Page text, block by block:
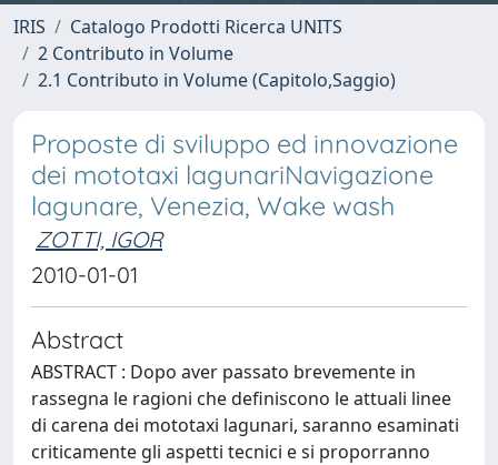
IRIS
Catalogo Prodotti Ricerca UNITS
2 Contributo in Volume
2.1 Contributo in Volume (Capitolo,Saggio)
Proposte di sviluppo ed innovazione
dei mototaxi lagunariNavigazione
lagunare, Venezia, Wake wash
ZOTTI, IGOR
2010-01-01
Abstract
ABSTRACT : Dopo aver passato brevemente in
rassegna le ragioni che definiscono le attuali linee
di carena dei mototaxi lagunari, saranno esaminati
criticamente gli aspetti tecnici e si proporranno